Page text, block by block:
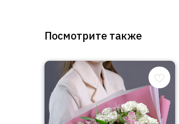
Посмотрите также